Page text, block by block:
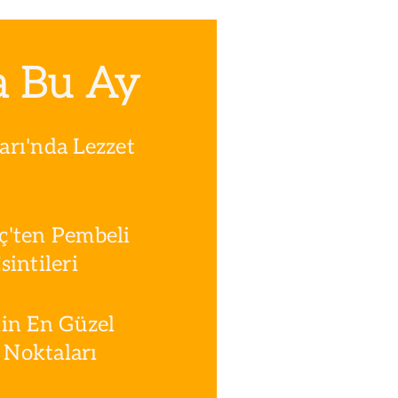
gelin markanın yaratıcısı
dinleyelim.
Bu Ay
Lezzet
Pembeli
En Güzel